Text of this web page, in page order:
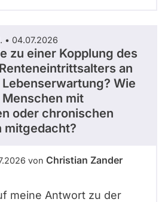
• 04.07.2026
zu einer Kopplung des
an
Wie
mit
oder chronischen
mitgedacht?
von Christian Zander
meine Antwort zu der